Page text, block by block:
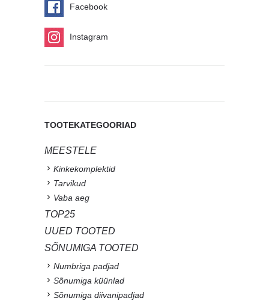
Facebook
Instagram
TOOTEKATEGOORIAD
MEESTELE
Kinkekomplektid
Tarvikud
Vaba aeg
TOP25
UUED TOOTED
SÕNUMIGA TOOTED
Numbriga padjad
Sõnumiga küünlad
Sõnumiga diivanipadjad